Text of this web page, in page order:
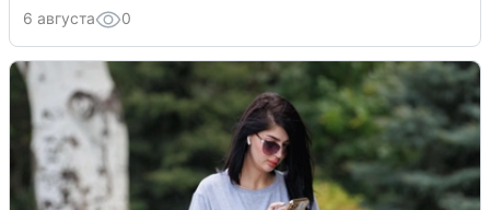
6 августа 0